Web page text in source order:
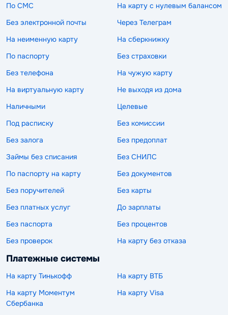
По СМС
На карту с нулевым балансом
Без электронной почты
Через Телеграм
На неименную карту
На сберкнижку
По паспорту
Без страховки
Без телефона
На чужую карту
На виртуальную карту
Не выходя из дома
Наличными
Целевые
Под расписку
Без комиссии
Без залога
Без предоплат
Займы без списания
Без СНИЛС
По паспорту на карту
Без документов
Без поручителей
Без карты
Без платных услуг
До зарплаты
Без паспорта
Без процентов
Без проверок
На карту без отказа
Платежные системы
На карту Тинькофф
На карту ВТБ
На карту Моментум
Сбербанка
На карту Visa